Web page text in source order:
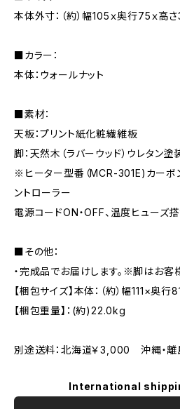
本体外寸：（約）幅105ｘ奥行75ｘ
■カラー：
本体：ウォールナット
■素材：
天板：プリント紙化粧繊維板
脚：天然木（ラバーウッド）ウレタン塗
※ヒーター型番（MCR-301E)カーボ
ントローラー
電源コードON・OFF、温度ヒューズ搭
■その他：
・完成品でお届けします。※脚はお客
【梱包サイズ】本体：（約）幅111×奥
【梱包重量】：(約)22.0kg
別途送料：北海道￥3,000 沖縄・
International